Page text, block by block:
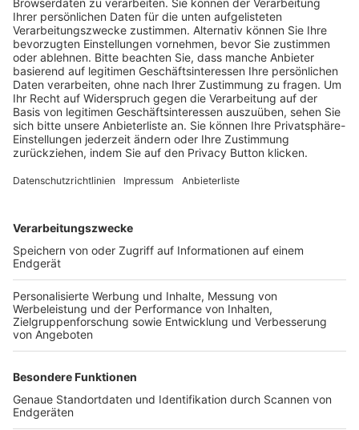
Trainerausbildung
Schulungsangebot Vereinsmitarbeiter
BFV-Geschäftsstellen
Trainerbörse
Login SpielPlus
FOLGE DEM BFV
TOP-VEREINE
TOP-PARTNER